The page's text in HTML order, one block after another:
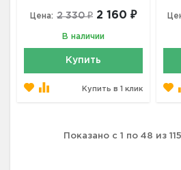
Цена: 2 330 ₽ 2 160 ₽
В наличии
Купить
Купить в 1 клик
Показано с 1 по 48 из